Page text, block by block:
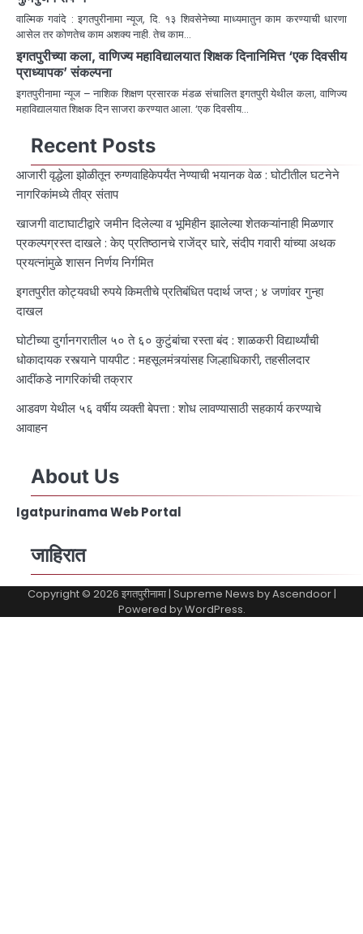
वाल्मिक गवांदे : इगतपुरीनामा न्यूज, दि. १३ शिवसेनेच्या माध्यमातुन काम करण्याची धारणा
आसेल तर कोणतेच काम अशक्य नाही. तेच काम…
इगतपुरीच्या कला, वाणिज्य महाविद्यालयात शिक्षक दिनानिमित्त ‘एक दिवसीय
प्राध्यापक’ संकल्पना
इगतपुरीनामा न्यूज – नाशिक शिक्षण प्रसारक मंडळ संचालित इगतपुरी येथील कला, वाणिज्य
महाविद्यालयात शिक्षक दिन साजरा करण्यात आला. ‘एक दिवसीय…
Recent Posts
आजारी वृद्धेला झोळीतून रुग्णवाहिकेपर्यंत नेण्याची भयानक वेळ : घोटीतील घटनेने
नागरिकांमध्ये तीव्र संताप
खाजगी वाटाघाटीद्वारे जमीन दिलेल्या व भूमिहीन झालेल्या शेतकऱ्यांनाही मिळणार
प्रकल्पग्रस्त दाखले : केए प्रतिष्ठानचे राजेंद्र घारे, संदीप गवारी यांच्या अथक
प्रयत्नांमुळे शासन निर्णय निर्गमित
इगतपुरीत कोट्यवधी रुपये किमतीचे प्रतिबंधित पदार्थ जप्त ; ४ जणांवर गुन्हा
दाखल
घोटीच्या दुर्गानगरातील ५० ते ६० कुटुंबांचा रस्ता बंद : शाळकरी विद्यार्थ्यांची
धोकादायक रस्त्याने पायपीट : महसूलमंत्र्यांसह जिल्हाधिकारी, तहसीलदार
आदींकडे नागरिकांची तक्रार
आडवण येथील ५६ वर्षीय व्यक्ती बेपत्ता : शोध लावण्यासाठी सहकार्य करण्याचे
आवाहन
About Us
Igatpurinama Web Portal
जाहिरात
Copyright © 2026 इगतपुरीनामा| Supreme News byAscendoor|
Powered byWordPress.